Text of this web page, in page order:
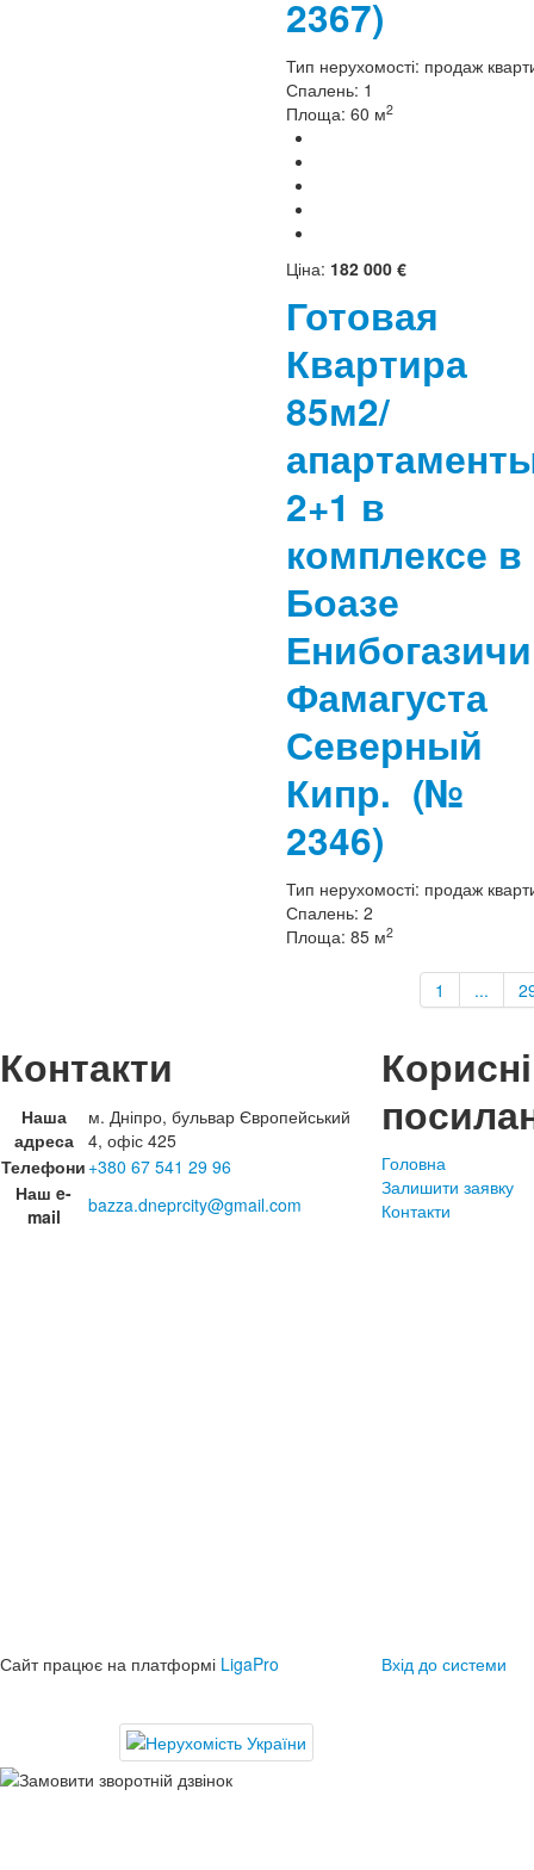
2367)
Тип нерухомості: продаж
Спалень: 1
Площа: 60 м2
Ціна: 182 000 €
Готовая
Квартира
85м2/
2+1 в
комплексе в
Боазе
Енибогазичи
Фамагуста
Северный
Кипр. (№
2346)
Тип нерухомості: продаж
Спалень: 2
Площа: 85 м2
1 ...
Контакти
Наша
адреса
м. Дніпро, бульвар Європейський
4, офіс 425
Телефони +380 67 541 29 96
Наш e-
mail
bazza.dneprcity@gmail.com
Корисні
Головна
Залишити заявку
Контакти
Сайт працює на платформі LigaPro Вхід до системи